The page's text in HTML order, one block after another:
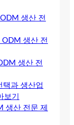
생산 전
생산 전
생산 전
택과 생산업
기
생산 전문 제